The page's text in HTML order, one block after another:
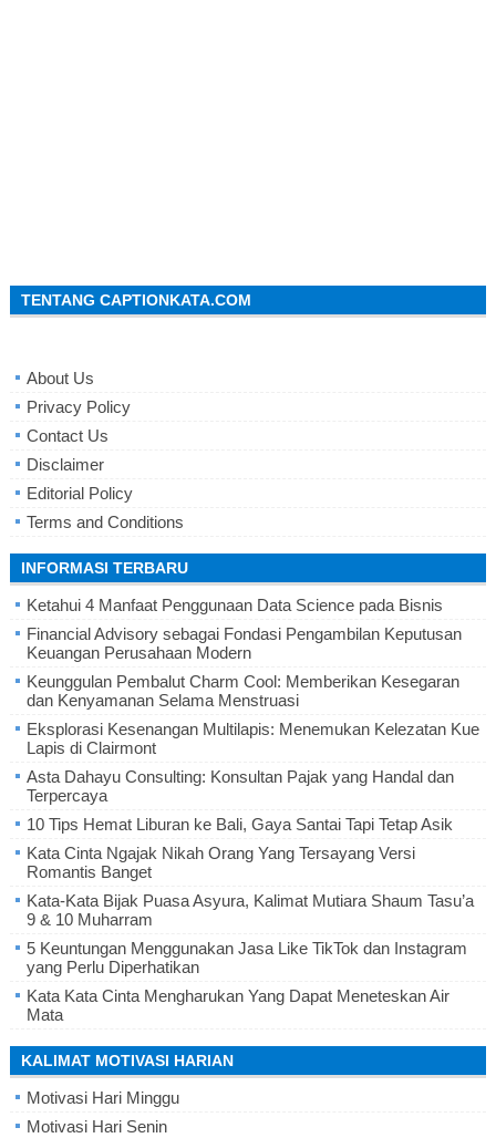
TENTANG CAPTIONKATA.COM
About Us
Privacy Policy
Contact Us
Disclaimer
Editorial Policy
Terms and Conditions
INFORMASI TERBARU
Ketahui 4 Manfaat Penggunaan Data Science pada Bisnis
Financial Advisory sebagai Fondasi Pengambilan Keputusan
Keuangan Perusahaan Modern
Keunggulan Pembalut Charm Cool: Memberikan Kesegaran
dan Kenyamanan Selama Menstruasi
Eksplorasi Kesenangan Multilapis: Menemukan Kelezatan Kue
Lapis di Clairmont
Asta Dahayu Consulting: Konsultan Pajak yang Handal dan
Terpercaya
10 Tips Hemat Liburan ke Bali, Gaya Santai Tapi Tetap Asik
Kata Cinta Ngajak Nikah Orang Yang Tersayang Versi
Romantis Banget
Kata-Kata Bijak Puasa Asyura, Kalimat Mutiara Shaum Tasu’a
9 & 10 Muharram
5 Keuntungan Menggunakan Jasa Like TikTok dan Instagram
yang Perlu Diperhatikan
Kata Kata Cinta Mengharukan Yang Dapat Meneteskan Air
Mata
KALIMAT MOTIVASI HARIAN
Motivasi Hari Minggu
Motivasi Hari Senin